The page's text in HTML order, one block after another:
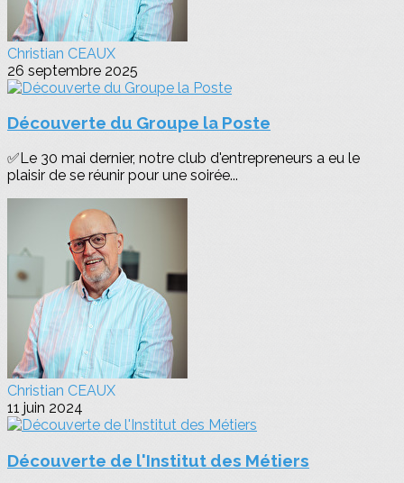
Christian CEAUX
26 septembre 2025
Découverte du Groupe la Poste
✅Le 30 mai dernier, notre club d'entrepreneurs a eu le
plaisir de se réunir pour une soirée...
Christian CEAUX
11 juin 2024
Découverte de l'Institut des Métiers